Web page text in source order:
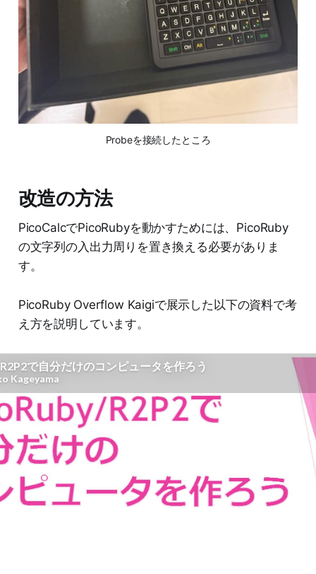
Probeを接続したところ
改造の方法
PicoCalcでPicoRubyを動かすためには、PicoRuby
の文字列の入出力周りを置き換える必要がありま
す。
PicoRuby Overflow Kaigiで展示した以下の資料で考
え方を説明しています。